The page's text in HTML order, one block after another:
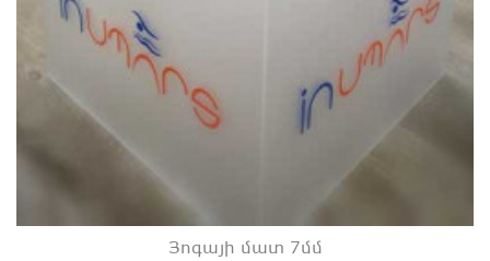
Յոգայի մատ 7մմ